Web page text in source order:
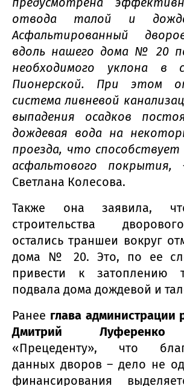
отвода талой и
Асфальтированный
вдоль нашего дома № 20
необходимого уклона в
Пионерской. При этом
система ливневой
выпадения осадков
дождевая вода на
проезда, что
асфальтового покрытия,
Светлана Колесова.
Также она заявила,
строительства
остались траншеи вокруг
дома № 20. Это, по ее
привести к затоплению
подвала дома дождевой и
Ранее глава
Дмитрий Луференко
«Прецеденту», что
данных дворов – дело не
финансирования